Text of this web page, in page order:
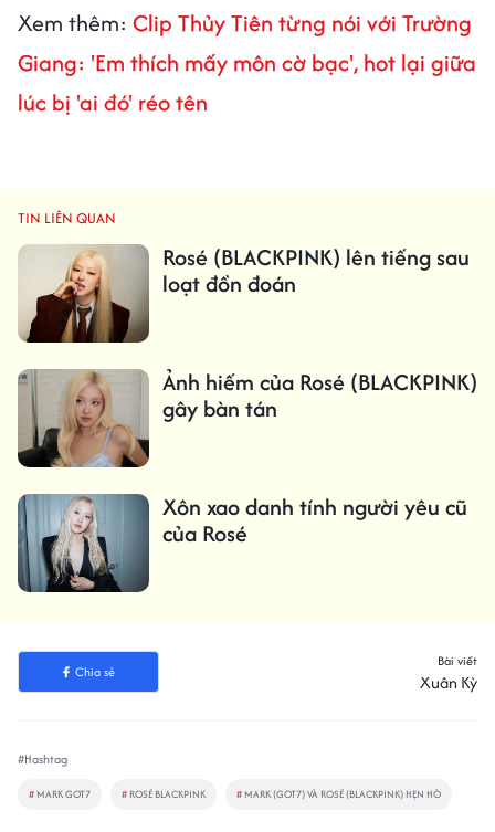
Xem thêm: Clip Thủy Tiên từng nói với Trường
Giang: 'Em thích mấy môn cờ bạc', hot lại giữa
lúc bị 'ai đó' réo tên
TIN LIÊN QUAN
Rosé (BLACKPINK) lên tiếng sau
loạt đồn đoán
Ảnh hiếm của Rosé (BLACKPINK)
gây bàn tán
Xôn xao danh tính người yêu cũ
của Rosé
Chia sẻ
Bài viết
Xuân Kỳ
#Hashtag
# MARK GOT7 # ROSÉ BLACKPINK # MARK (GOT7) VÀ ROSÉ (BLACKPINK) HẸN HÒ